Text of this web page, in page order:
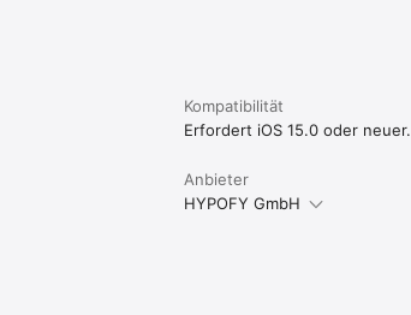
Kompatibilität
Erfordert iOS 15.0 oder neuer.
Anbieter
HYPOFY GmbH